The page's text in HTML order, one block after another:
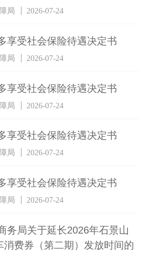
局 2026-07-24
享受社会保险待遇决定书
局 2026-07-24
享受社会保险待遇决定书
局 2026-07-24
享受社会保险待遇决定书
局 2026-07-24
享受社会保险待遇决定书
局 2026-07-24
务局关于延长2026年石景山
消费券（第二期）发放时间的